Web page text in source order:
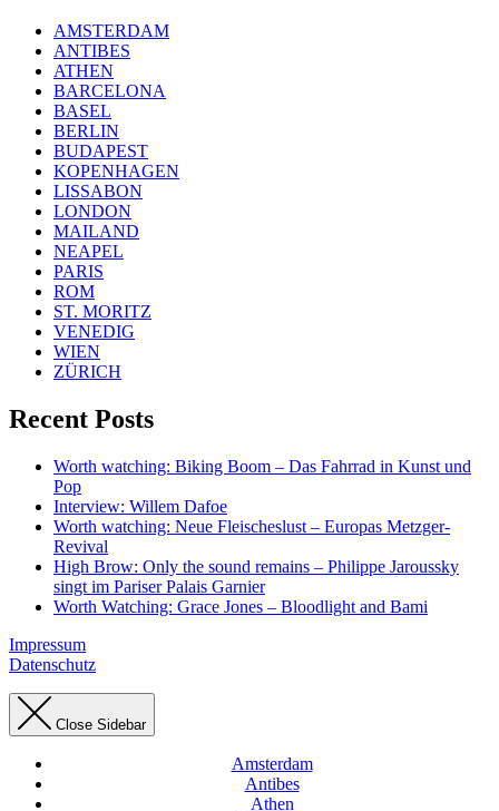
AMSTERDAM
ANTIBES
ATHEN
BARCELONA
BASEL
BERLIN
BUDAPEST
KOPENHAGEN
LISSABON
LONDON
MAILAND
NEAPEL
PARIS
ROM
ST. MORITZ
VENEDIG
WIEN
ZÜRICH
Recent Posts
Worth watching: Biking Boom – Das Fahrrad in Kunst und
Pop
Interview: Willem Dafoe
Worth watching: Neue Fleischeslust – Europas Metzger-
Revival
High Brow: Only the sound remains – Philippe Jaroussky
singt im Pariser Palais Garnier
Worth Watching: Grace Jones – Bloodlight and Bami
Impressum
Datenschutz
Close Sidebar
Amsterdam
Antibes
Athen